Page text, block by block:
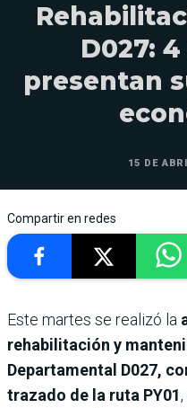
D027:
presentan
15 DE
Compartir en redes
Este martes se realizó la
rehabilitación y
Departamental D027,
trazado de la ruta PY01